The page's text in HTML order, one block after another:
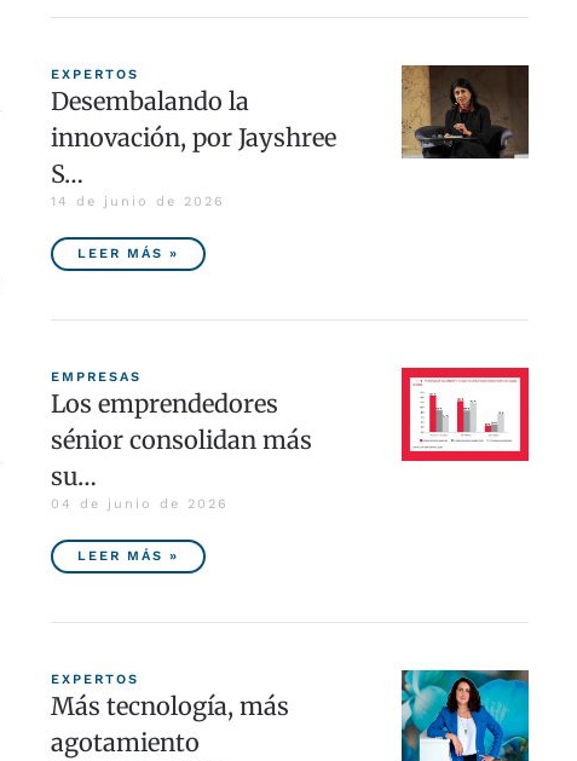
EXPERTOS
Desembalando la
innovación, por Jayshree
S…
14 de junio de 2026
LEER MÁS »
EMPRESAS
Los emprendedores
sénior consolidan más
su…
04 de junio de 2026
LEER MÁS »
EXPERTOS
Más tecnología, más
agotamiento